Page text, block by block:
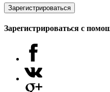
Зарегистрироваться
Зарегистрироваться с